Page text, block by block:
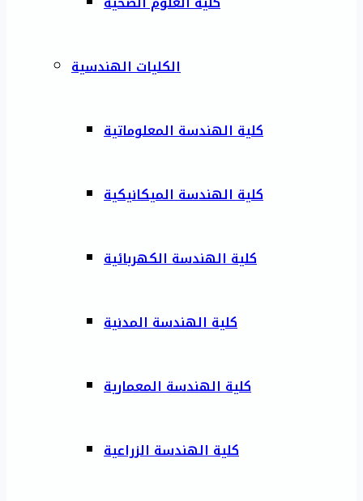
الكليات الهندسية
كلية الهندسة المعلوماتية
كلية الهندسة الميكانيكية
كلية الهندسة الكهربائية
كلية الهندسة المدنية
كلية الهندسة المعمارية
كلية الهندسة الزراعية